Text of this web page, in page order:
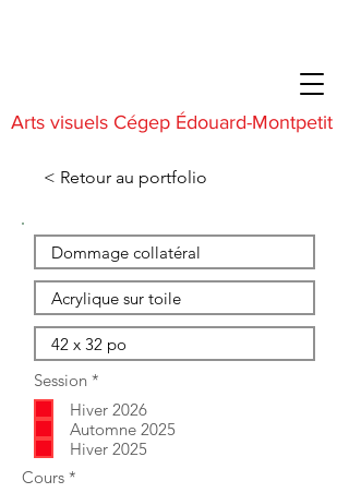
Arts visuels Cégep Édouard-Montpetit
< Retour au portfolio
Session *
l
i
g
a
Hiver 2026
Automne 2025
Hiver 2025
Cours *